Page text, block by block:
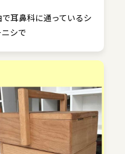
耳鼻科に通っているシ
シで